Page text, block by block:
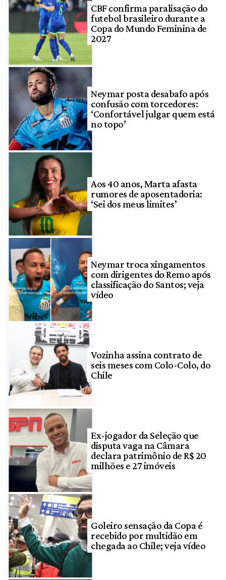
CBF confirma paralisação do
futebol brasileiro durante a
Copa do Mundo Feminina de
2027
Neymar posta desabafo após
confusão com torcedores:
‘Confortável julgar quem está
no topo’
Aos 40 anos, Marta afasta
rumores de aposentadoria:
‘Sei dos meus limites’
Neymar troca xingamentos
com dirigentes do Remo após
classificação do Santos; veja
vídeo
Vozinha assina contrato de
seis meses com Colo-Colo, do
Chile
Ex-jogador da Seleção que
disputa vaga na Câmara
declara patrimônio de R$ 20
milhões e 27 imóveis
Goleiro sensação da Copa é
recebido por multidão em
chegada ao Chile; veja vídeo